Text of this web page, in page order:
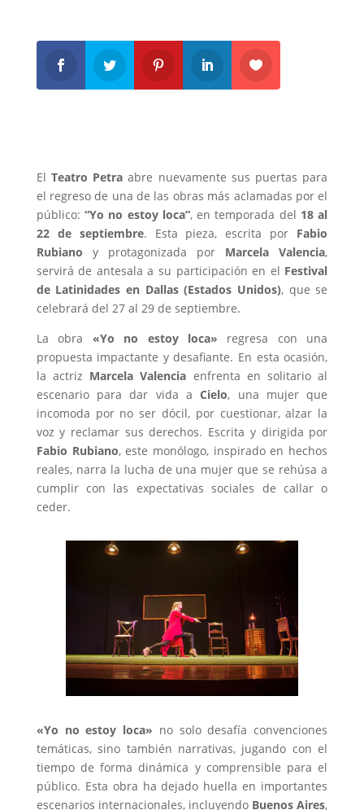
El Teatro Petra abre nuevamente sus puertas para
el regreso de una de las obras más aclamadas por el
público:“Yo no estoy loca”, en temporada del 18 al
22 de septiembre. Esta pieza, escrita por Fabio
Rubiano y protagonizada por Marcela Valencia,
servirá de antesala a su participación en el Festival
de Latinidades en Dallas (Estados Unidos), que se
celebrará del 27 al 29 de septiembre.
La obra «Yo no estoy loca» regresa con una
propuesta impactante y desafiante. En esta ocasión,
la actriz Marcela Valencia enfrenta en solitario al
escenario para dar vida aCielo, una mujer que
incomoda por no ser dócil, por cuestionar, alzar la
voz y reclamar sus derechos. Escrita y dirigida por
Fabio Rubiano, este monólogo, inspirado en hechos
reales, narra la lucha de una mujer que se rehúsa a
cumplir con las expectativas sociales de callar o
ceder.
«Yo no estoy loca» no solo desafía convenciones
temáticas, sino también narrativas, jugando con el
tiempo de forma dinámica y comprensible para el
público. Esta obra ha dejado huella en importantes
escenarios internacionales, incluyendo Buenos Aires,